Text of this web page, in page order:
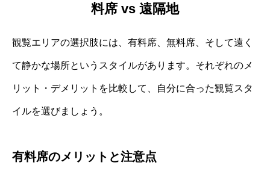
料席 vs 遠隔地
観覧エリアの選択肢には、有料席、無料席、そして遠く
て静かな場所というスタイルがあります。それぞれのメ
リット・デメリットを比較して、自分に合った観覧スタ
イルを選びましょう。
有料席のメリットと注意点